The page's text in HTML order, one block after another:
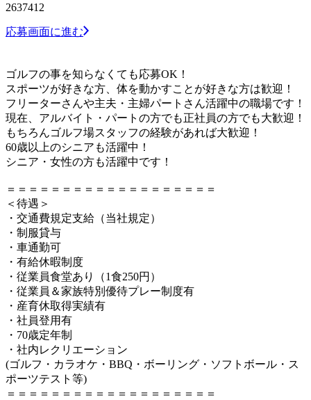
2637412
応募画面に進む
ゴルフの事を知らなくても応募OK！
スポーツが好きな方、体を動かすことが好きな方は歓迎！
フリーターさんや主夫・主婦パートさん活躍中の職場です！
現在、アルバイト・パートの方でも正社員の方でも大歓迎！
もちろんゴルフ場スタッフの経験があれば大歓迎！
60歳以上のシニアも活躍中！
シニア・女性の方も活躍中です！
＝＝＝＝＝＝＝＝＝＝＝＝＝＝＝＝＝＝＝
＜待遇＞
・交通費規定支給（当社規定）
・制服貸与
・車通勤可
・有給休暇制度
・従業員食堂あり（1食250円）
・従業員＆家族特別優待プレー制度有
・産育休取得実績有
・社員登用有
・70歳定年制
・社内レクリエーション
(ゴルフ・カラオケ・BBQ・ボーリング・ソフトボール・ス
ポーツテスト等)
＝＝＝＝＝＝＝＝＝＝＝＝＝＝＝＝＝＝＝